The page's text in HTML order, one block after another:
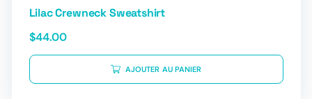
Lilac Crewneck Sweatshirt
$44.00
AJOUTER AU PANIER